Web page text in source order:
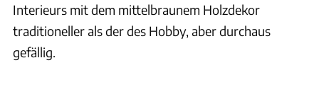
Interieurs mit dem mittelbraunem Holzdekor
traditioneller als der des Hobby, aber durchaus
gefällig.